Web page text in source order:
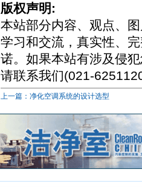
版权声明:
本站部分内容、观点、
学习和交流，真实性、
诺。如果本站有涉及侵
请联系我们(021-
上一篇：净化空调系统的设计选型